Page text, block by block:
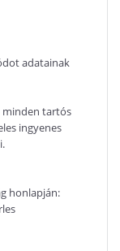
adatainak
minden tartós
ingyenes
honlapján: